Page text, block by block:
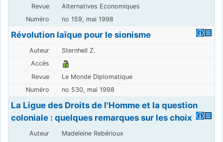
Alternatives Economiques
no 159, mai 1998
Révolution laïque pour le sionisme
Sternhell Z.
Le Monde Diplomatique
no 530, mai 1998
La Ligue des Droits de l'Homme et la question
coloniale : quelques remarques sur les choix
Madeleine Rebérioux